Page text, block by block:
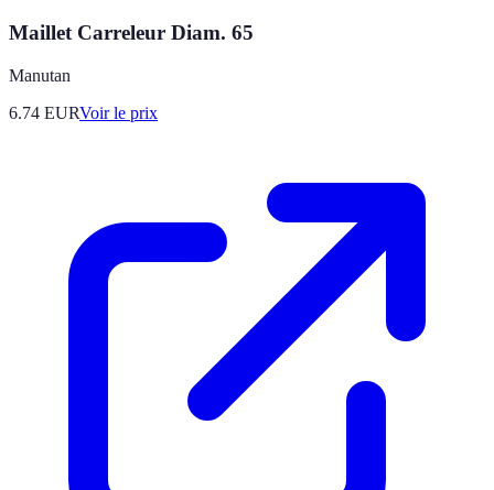
Maillet Carreleur Diam. 65
Manutan
6.74 EURVoir le prix